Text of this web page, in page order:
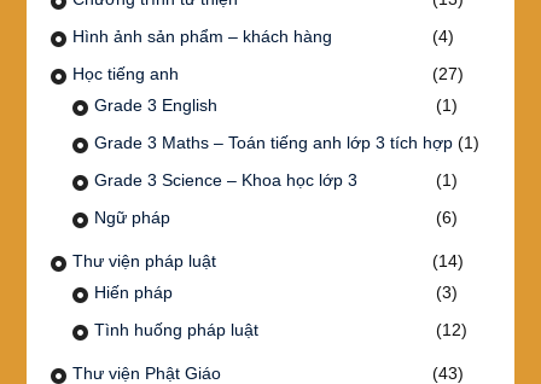
Hình ảnh sản phẩm – khách hàng
(4)
Học tiếng anh
(27)
Grade 3 English
(1)
Grade 3 Maths – Toán tiếng anh lớp 3 tích hợp(1)
Grade 3 Science – Khoa học lớp 3
(1)
Ngữ pháp
(6)
Thư viện pháp luật
(14)
Hiến pháp
(3)
Tình huống pháp luật
(12)
Thư viện Phật Giáo
(43)